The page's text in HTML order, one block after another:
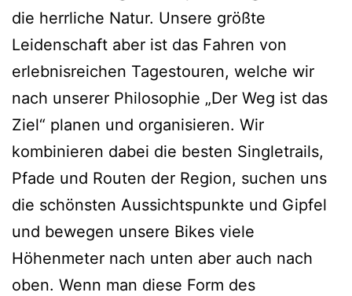
die herrliche Natur. Unsere größte
Leidenschaft aber ist das Fahren von
erlebnisreichen Tagestouren, welche wir
nach unserer Philosophie „Der Weg ist das
Ziel“ planen und organisieren. Wir
kombinieren dabei die besten Singletrails,
Pfade und Routen der Region, suchen uns
die schönsten Aussichtspunkte und Gipfel
und bewegen unsere Bikes viele
Höhenmeter nach unten aber auch nach
oben. Wenn man diese Form des